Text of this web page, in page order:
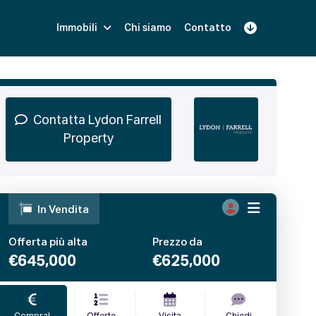
Immobili Chi siamo Contatto
Contatta Lydon Farrell
Property